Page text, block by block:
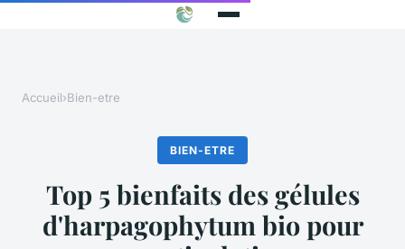
Accueil›Bien-etre
BIEN-ETRE
Top 5 bienfaits des gélules
d'harpagophytum bio pour